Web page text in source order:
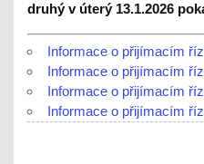
druhý v úterý 13.1.2026
Informace o přijímacím
Informace o přijímacím
Informace o přijímacím
Informace o přijímacím